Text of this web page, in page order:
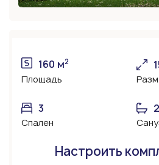
160 м2
Площадь
3
Спален
2
Настроить